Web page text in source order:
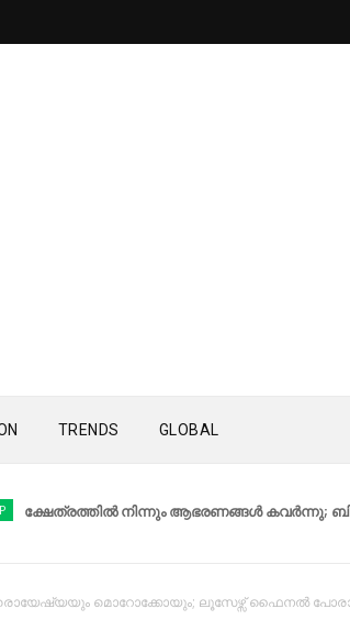
TRENDS GLOBAL
നിന്നും ആഭരണങ്ങൾ കവർന്നു; ബിജെപി
മൊറോക്കോയും; ലൂസേഴ്സ് ഫൈനല്‍